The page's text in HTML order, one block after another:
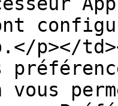
p></
vous